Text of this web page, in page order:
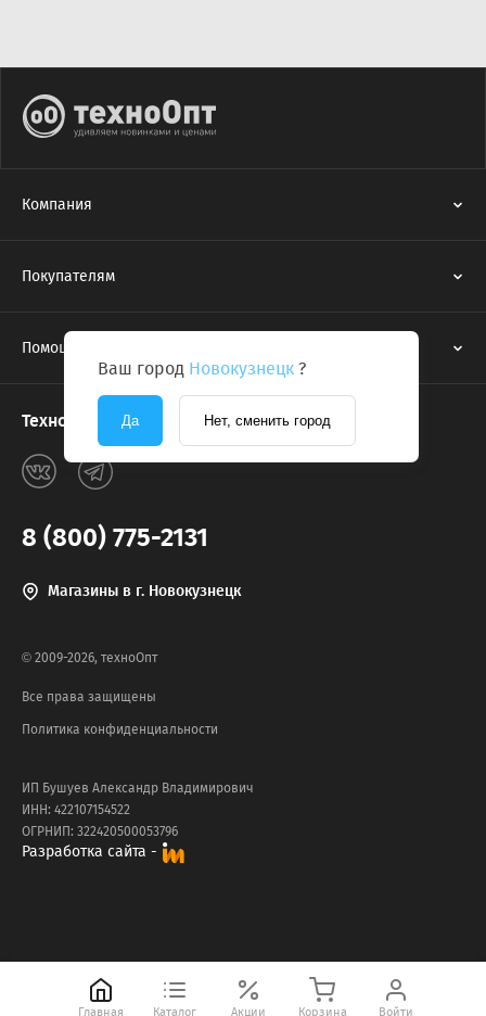
Главная Каталог Акции Корзина Войти
Ваш город Новокузнецк ?
Да Нет, сменить город
Компания
Покупателям
Помощь
Техноопт в соцсетях
8 (800) 775-2131
Магазины в г. Новокузнецк
© 2009-2026, техноОпт
Все права защищены
Политика конфиденциальности
ИП Бушуев Александр Владимирович
ИНН: 422107154522
ОГРНИП: 322420500053796
Разработка сайта -